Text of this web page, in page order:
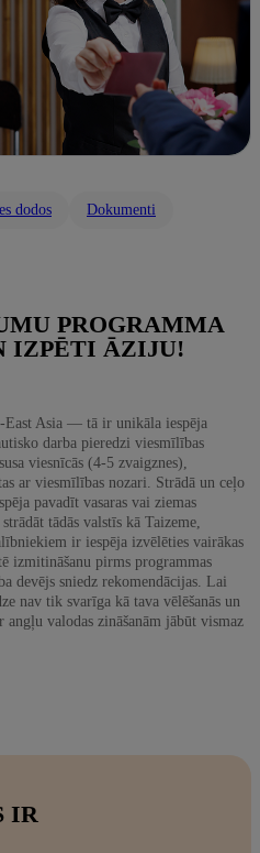
dodos Dokumenti
PROGRAMMA
IZPĒTI ĀZIJU!
East Asia — tā ir unikāla iespēja
darba pieredzi viesmīlības
viesnīcās (4-5 zvaigznes),
ar viesmīlības nozari. Strādā un ceļo
pavadīt vasaras vai ziemas
tādās valstīs kā Taizeme,
ir iespēja izvēlēties vairākas
izmitināšanu pirms programmas
devējs sniedz rekomendācijas. Lai
nav tik svarīga kā tava vēlēšanās un
valodas zināšanām jābūt vismaz
IR